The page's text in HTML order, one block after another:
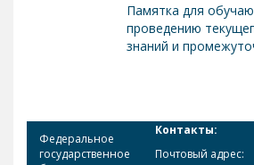
Памятка для
проведению
знаний и
Федеральное
государственное
Контакты:
Почтовый адрес: